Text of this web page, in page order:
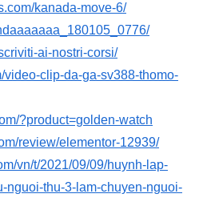
kanada-move-6/
ai-nostri-corsi/
video-clip-da-ga-sv388-thomo-
?product=golden-watch
review/elementor-12939/
vn/t/2021/09/09/huynh-lap-
nguoi-thu-3-lam-chuyen-nguoi-